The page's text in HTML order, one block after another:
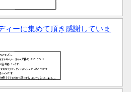
ィーに集めて頂き感謝していま